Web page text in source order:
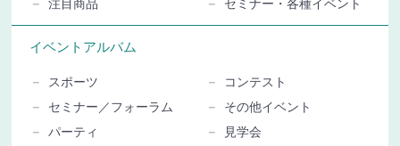
注目商品 セミナー・各種イベント
イベントアルバム
スポーツ
コンテスト
セミナー／フォーラム
その他イベント
パーティ
見学会